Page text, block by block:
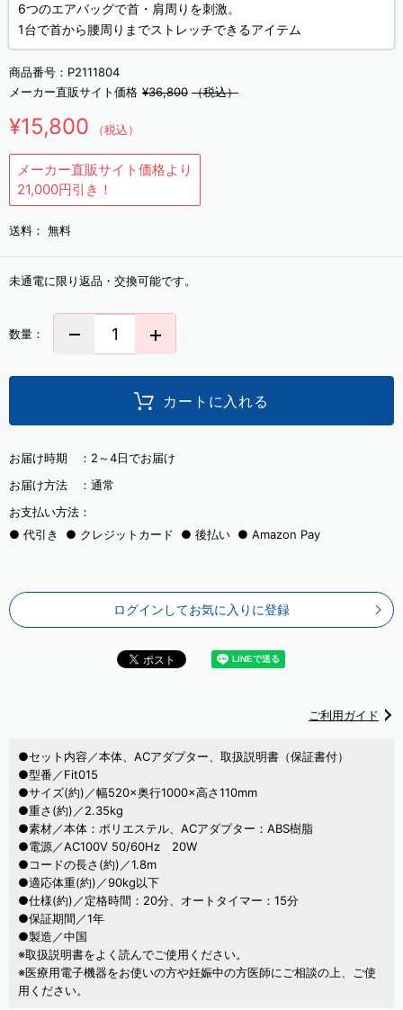
6つのエアバッグで首・肩周りを刺激。
1台で首から腰周りまでストレッチできるアイテム
商品番号： P2111804
メーカー直販サイト価格 ¥36,800 （税込）
¥15,800 （税込）
メーカー直販サイト価格より
21,000円引き！
送料： 無料
未通電に限り返品・交換可能です。
数量：
カートに入れる
お届け時期 ： 2～4日でお届け
お届け方法 ： 通常
お支払い方法：
代引き
クレジットカード 後払い Amazon Pay
ログインしてお気に入りに登録
ご利用ガイド
●セット内容／本体、ACアダプター、取扱説明書（保証書付）
●型番／Fit015
●サイズ(約)／幅520×奥行1000×高さ110mm
●重さ(約)／2.35kg
●素材／本体：ポリエステル、ACアダプター：ABS樹脂
●電源／AC100V 50/60Hz 20W
●コードの長さ(約)／1.8m
●適応体重(約)／90kg以下
●仕様(約)／定格時間：20分、オートタイマー：15分
●保証期間／1年
●製造／中国
※取扱説明書をよく読んでご使用ください。
※医療用電子機器をお使いの方や妊娠中の方医師にご相談の上、ご使
用ください。